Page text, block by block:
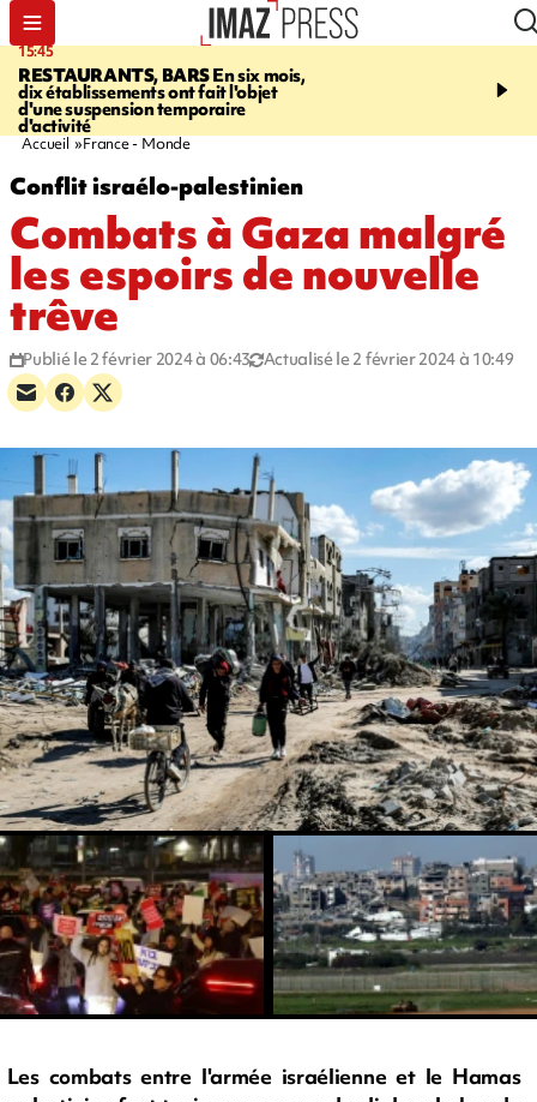
15:45
RESTAURANTS, BARSEn six mois,
dix établissements ont fait l'objet
d'une suspension temporaire
d'activité
17:17
Angeles, un homme vit
Accueil France - Monde
Conflit israélo-palestinien
Combats à Gaza malgré
les espoirs de nouvelle
trêve
Publié le 2 février 2024 à 06:43 Actualisé le 2 février 2024 à 10:49
Les combats entre l'armée israélienne et le Hamas